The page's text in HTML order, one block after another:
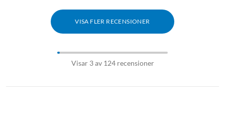
VISA FLER RECENSIONER
Visar 3 av 124 recensioner